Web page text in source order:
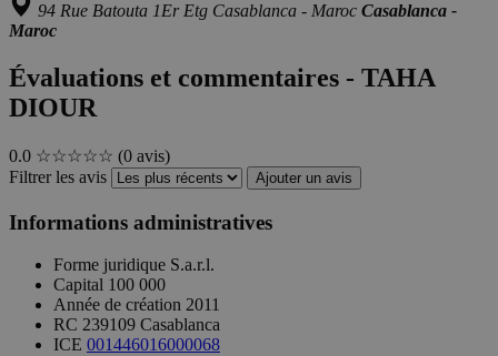
94 Rue Batouta 1Er Etg Casablanca - Maroc Casablanca -
Maroc
Évaluations et commentaires - TAHA
DIOUR
0.0 ☆☆☆☆☆ (0 avis)
Filtrer les avis
Ajouter un avis
Informations administratives
Forme juridique S.a.r.l.
Capital 100 000
Année de création 2011
RC 239109 Casablanca
ICE 001446016000068